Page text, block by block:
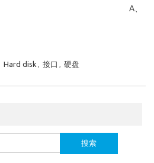
A、
Hard disk , 接口 , 硬盘